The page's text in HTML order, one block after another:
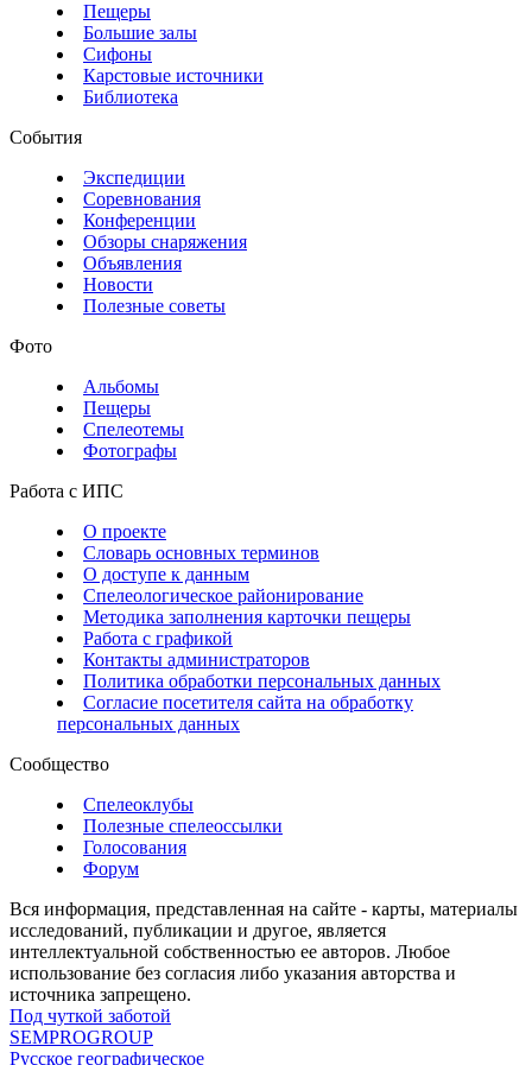
Пещеры
Большие залы
Сифоны
Карстовые источники
Библиотека
События
Экспедиции
Соревнования
Конференции
Обзоры снаряжения
Объявления
Новости
Полезные советы
Фото
Альбомы
Пещеры
Спелеотемы
Фотографы
Работа с ИПС
О проекте
Словарь основных терминов
О доступе к данным
Спелеологическое районирование
Методика заполнения карточки пещеры
Работа с графикой
Контакты администраторов
Политика обработки персональных данных
Согласие посетителя сайта на обработку
персональных данных
Сообщество
Спелеоклубы
Полезные спелеоссылки
Голосования
Форум
Вся информация, представленная на сайте - карты, материалы
исследований, публикации и другое, является
интеллектуальной собственностью ее авторов. Любое
использование без согласия либо указания авторства и
источника запрещено.
Под чуткой заботой
SEMPROGROUP
Русское географическое